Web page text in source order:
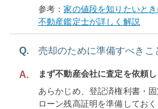
参考：家の値段を知りたいと
不動産鑑定士が詳しく解説
Q. 売却のために準備すべきこ
A.
まず不動産会社に査定を依頼し
あらかじめ、登記済権利書・
ローン残高証明を準備してお